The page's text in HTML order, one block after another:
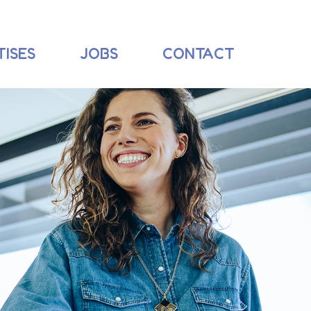
JOBS CONTACT